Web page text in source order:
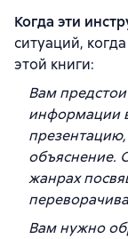
Когда эти
ситуаций,
этой книги:
Вам
информации
объяснение.
жанрах
Вам нужно